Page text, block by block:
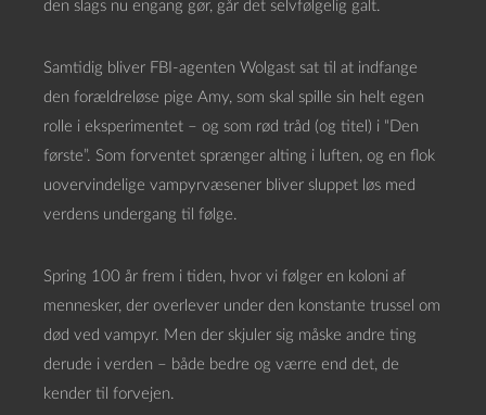
den slags nu engang gør, går det selvfølgelig galt.
Samtidig bliver FBI-agenten Wolgast sat til at indfange
den forældreløse pige Amy, som skal spille sin helt egen
rolle i eksperimentet – og som rød tråd (og titel) i “Den
første”. Som forventet sprænger alting i luften, og en flok
uovervindelige vampyrvæsener bliver sluppet løs med
verdens undergang til følge.
Spring 100 år frem i tiden, hvor vi følger en koloni af
mennesker, der overlever under den konstante trussel om
død ved vampyr. Men der skjuler sig måske andre ting
derude i verden – både bedre og værre end det, de
kender til forvejen.